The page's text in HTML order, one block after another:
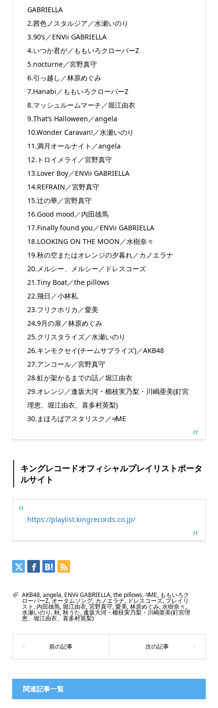
GABRIELLA
2.茜色ノスタルジア／水瀬いのり
3.90’s／ENVii GABRIELLA
4.いつか君が／ももいろクローバーZ
5.nocturne／宮野真守
6.引っ越し／林原めぐみ
7.Hanabi／ももいろクローバーZ
8.マッシュルームマーチ／堀江由衣
9.That’s Halloween／angela
10.Wonder Caravan!／水瀬いのり
11.満月オールナイト／angela
12.トロイメライ／宮野真守
13.Lover Boy／ENVii GABRIELLA
14.REFRAIN／宮野真守
15.辻の華／宮野真守
16.Good mood／内田雄馬
17.Finally found you／ENVii GABRIELLA
18.LOOKING ON THE MOON／水樹奈々
19.秋の空またはオレンジの夕暮れ／カノエラナ
20.メルシー、メルシー／ドレスコーズ
21.Tiny Boat／the pillows
22.飛日／小林私
23.フリクホリカ／愛美
24.9月の扉／林原めぐみ
25.クリスタライズ／水瀬いのり
26.キンモクセイ(チームサプライズ)／AKB48
27.アンコール／宮野真守
28.虹が架かるまでの話／堀江由衣
29.オレンジ／逢坂大河・櫛枝実乃梨・川嶋亜美(釘宮
理恵、堀江由衣、喜多村英梨)
30.まほろばアスタリスク／≠ME
キングレコードオフィシャルプレイリストポータ
ルサイト
https://playlist.kingrecords.co.jp/
AKB48,angela, ENVii GABRIELLA,the pillows,≠ME, ももいろク
ローバーZ,オータムソング, カノエラナ, ドレスコーズ,プレイリ
スト , 内田雄馬,堀江由衣,宮野真守,愛美,林原めぐみ,水樹奈々,
水瀬いのり,秋,秋うた,逢坂大河・櫛枝実乃梨・川嶋亜美(釘宮理
恵、堀江由衣、喜多村英梨)
関連記事一覧